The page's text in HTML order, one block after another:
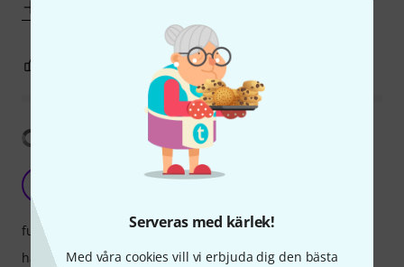
Serveras med kärlek!
Med våra cookies vill vi erbjuda dig den bästa
ANMÄL RECENSION
Gurteen 13.03.2019
funktion
hantverkskvalitet